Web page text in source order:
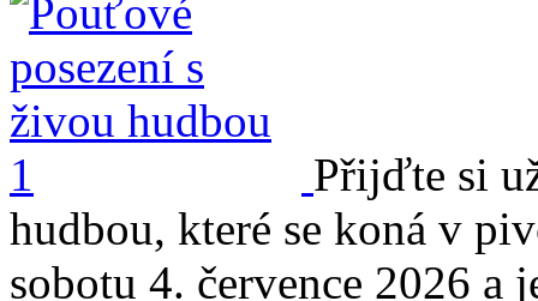
Přijďte si
hudbou, které se koná v
sobotu 4. července 2026 a